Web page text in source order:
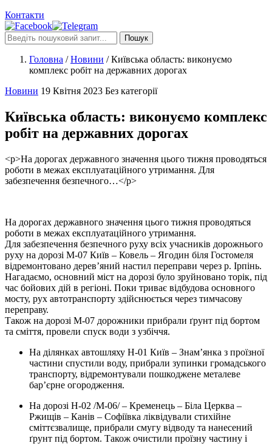
Контакти
Пошук
Головна /Новини /Київська область: виконуємо
комплекс робіт на державних дорогах
Новини 19 Квітня 2023 Без категорії
Київська область: виконуємо комплекс
робіт на державних дорогах
<p>На дорогах державного значення цього тижня проводяться
роботи в межах експлуатаційного утримання. Для
забезпечення безпечного…</p>
На дорогах державного значення цього тижня проводяться
роботи в межах експлуатаційного утримання.
Для забезпечення безпечного руху всіх учасників дорожнього
руху на дорозі М-07 Київ – Ковель – Ягодин біля Гостомеля
відремонтовано дерев’яний настил переправи через р. Ірпінь.
Нагадаємо, основний міст на дорозі було зруйновано торік, під
час бойових дій в регіоні. Поки триває відбудова основного
мосту, рух автотранспорту здійснюється через тимчасову
переправу.
Також на дорозі М-07 дорожники прибрали ґрунт під бортом
та сміття, провели спуск води з узбіччя.
На ділянках автошляху Н-01 Київ – Знам’янка з проїзної
частини спустили воду, прибрали зупинки громадського
транспорту, відремонтували пошкоджене металеве
бар’єрне огородження.
На дорозі Н-02 /М-06/ – Кременець – Біла Церква –
Ржищів – Канів – Софіївка ліквідували стихійне
сміттєзвалище, прибрали смугу відводу та нанесений
ґрунт під бортом. Також очистили проїзну частину і